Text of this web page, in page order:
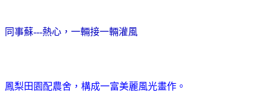
同事蘇---熱心，一輛接一輛灌風
鳳梨田園配農舍，構成一富美麗風光畫作。